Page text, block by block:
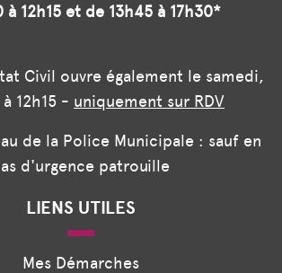
à 12h15 et de 13h45 à 17h30*
Civil ouvre également le samedi,
12h15 - uniquement sur RDV
de la Police Municipale : sauf en
d'urgence patrouille
LIENS UTILES
Mes Démarches